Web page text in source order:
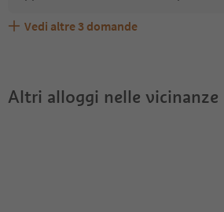
Apparthotel Villa Hochland accetta
Quali servizi/attività sono disponibili
Gli ospiti di Apparthotel Villa Hochland
Vedi altre 3 domande
Altri alloggi nelle vicinanze